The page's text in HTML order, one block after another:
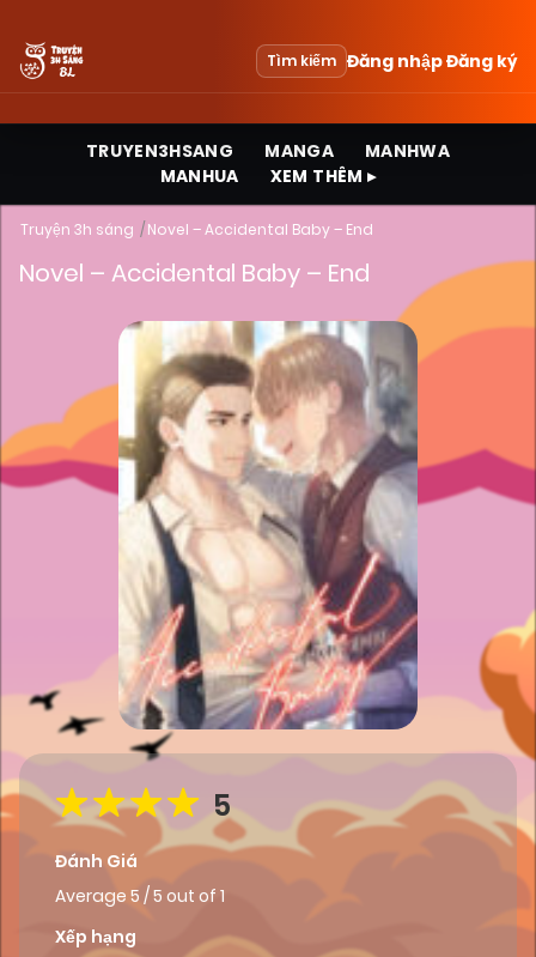
Tìm kiếm Đăng nhậpĐăng ký
TRUYEN3HSANG MANGA
MANHWA
MANHUA
XEM THÊM ▸
Truyện 3h sáng Novel – Accidental Baby – End
Novel – Accidental Baby – End
5
Đánh Giá
Average 5 /5 out of 1
Xếp hạng